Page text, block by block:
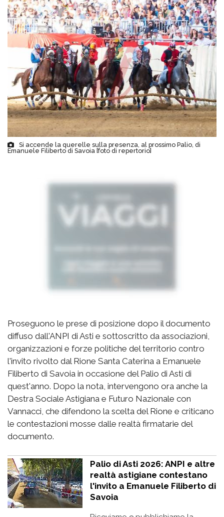
Si accende la querelle sulla presenza, al prossimo Palio, di
Emanuele Filiberto di Savoia [foto di repertorio]
Proseguono le prese di posizione dopo il documento
diffuso dall'ANPI di Asti e sottoscritto da associazioni,
organizzazioni e forze politiche del territorio contro
l'invito rivolto dal Rione Santa Caterina a Emanuele
Filiberto di Savoia in occasione del Palio di Asti di
quest'anno. Dopo la nota, intervengono ora anche la
Destra Sociale Astigiana e Futuro Nazionale con
Vannacci, che difendono la scelta del Rione e criticano
le contestazioni mosse dalle realtà firmatarie del
documento.
Palio di Asti 2026: ANPI e altre
realtà astigiane contestano
l'invito a Emanuele Filiberto di
Savoia